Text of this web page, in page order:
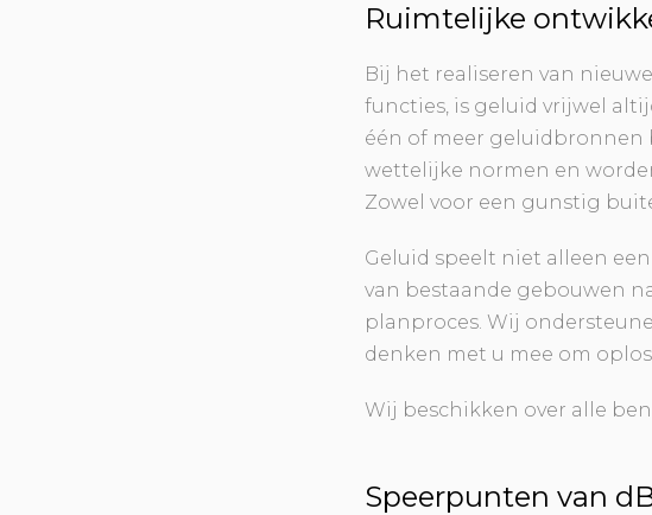
Ruimtelijke
Bij het realiseren van
functies, is geluid vrijwel
één of meer geluidbronnen
wettelijke normen en
Zowel voor een gunstig
Geluid speelt niet alleen
van bestaande gebouwen
planproces. Wij
denken met u mee om
Wij beschikken over alle
Speerpunten van